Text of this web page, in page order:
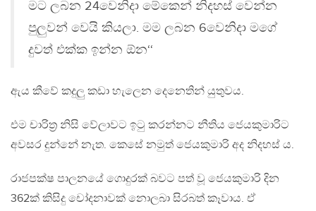
මට ලබන 24වෙනිදා මේකෙන් නිදහස් වෙන්න
පුලුවන් වෙයි කියලා. මම ලබන 6වෙනිදා මගේ
දුවත් එක්ක ඉන්න ඕන‘‘
ඇය කීවේ කදුලු කඩා හැලෙන දෙනෙතින් යුතුවය.
එම චාරිත්‍ර නිසි වේලාවට ඉටු කරන්නට නීතිය ජෙයකුමාරිට
අවසර දුන්නේ නැත. කෙසේ නමුත් ජෙයකුමාරි අද නිදහස් ය.
රාජපක්ෂ පාලනයේ ගොදුරක් බවට පත් වූ ජෙයකුමාරි දින
362ක් කිසිදු චෝදනාවක් නොලබා සිරබත් කෑවාය. ඒ